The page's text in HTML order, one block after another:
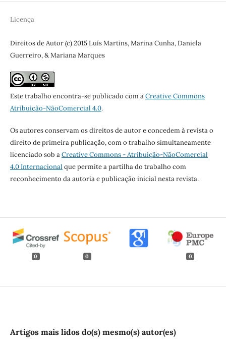
Licença
Direitos de Autor (c) 2015 Luís Martins, Marina Cunha, Daniela
Guerreiro, & Mariana Marques
Este trabalho encontra-se publicado com aCreative Commons
Atribuição-NãoComercial 4.0.
Os autores conservam os direitos de autor e concedem à revista o
direito de primeira publicação, com o trabalho simultaneamente
licenciado sob aCreative Commons - Atribuição-NãoComercial
4.0 Internacional que permite a partilha do trabalho com
reconhecimento da autoria e publicação inicial nesta revista.
0 0 0
Artigos mais lidos do(s) mesmo(s) autor(es)